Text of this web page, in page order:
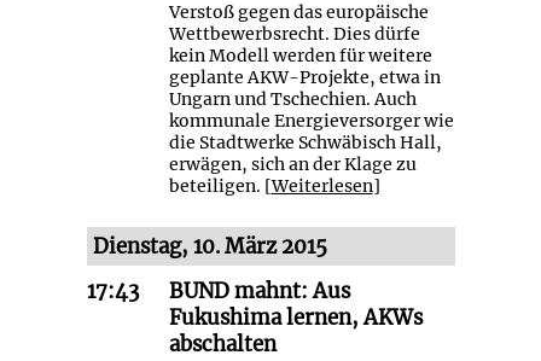
Verstoß gegen das europäische
Wettbewerbsrecht. Dies dürfe
kein Modell werden für weitere
geplante AKW-Projekte, etwa in
Ungarn und Tschechien. Auch
kommunale Energieversorger wie
die Stadtwerke Schwäbisch Hall,
erwägen, sich an der Klage zu
beteiligen. [Weiterlesen]
Dienstag, 10. März 2015
17:43
BUND mahnt: Aus
Fukushima lernen, AKWs
abschalten